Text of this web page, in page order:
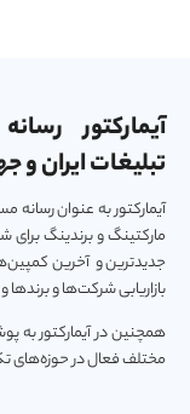
آیمارکتور
تبلیغات ایران و
آیمارکتور به عنوان رسانه
مارکتینگ و برندینگ
جدیدترین و آخرین
بازاریابی شرکت‌ها و
مختلف فعال در حوزه‌های